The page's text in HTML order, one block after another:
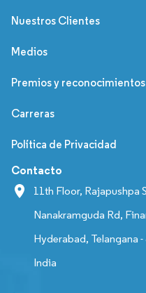
Nuestros Clientes
Medios
Premios y reconocimientos
Carreras
Política de Privacidad
Contacto
11th Floor, Rajapushpa
Nanakramguda Rd,
Hyderabad, Telangana -
India